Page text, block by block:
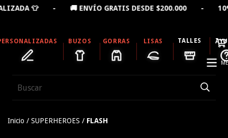
ENVÍO GRATIS DESDE $200.000 - 10% OFF
BUZOS GORRAS LISAS TALLES
Inicio / SUPERHEROES / FLASH